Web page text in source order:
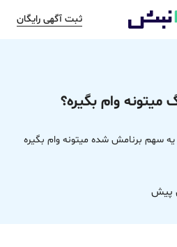
ثبت آگهی رایگان
وام بگیره؟
سهم برنامش شده میتونه وام بگیره